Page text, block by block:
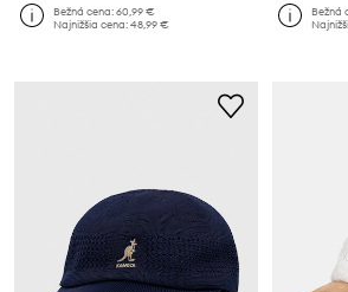
Bežná cena:60,99 €
Najnižšia cena:48,99 €
Bežná